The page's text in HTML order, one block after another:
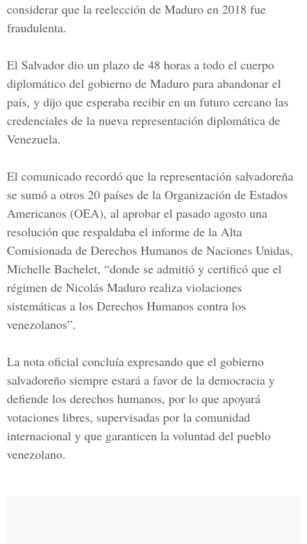
considerar que la reelección de Maduro en 2018 fue
fraudulenta.
El Salvador dio un plazo de 48 horas a todo el cuerpo
diplomático del gobierno de Maduro para abandonar el
país, y dijo que esperaba recibir en un futuro cercano las
credenciales de la nueva representación diplomática de
Venezuela.
El comunicado recordó que la representación salvadoreña
se sumó a otros 20 países de la Organización de Estados
Americanos (OEA), al aprobar el pasado agosto una
resolución que respaldaba el informe de la Alta
Comisionada de Derechos Humanos de Naciones Unidas,
Michelle Bachelet, “donde se admitió y certificó que el
régimen de Nicolás Maduro realiza violaciones
sistemáticas a los Derechos Humanos contra los
venezolanos”.
La nota oficial concluía expresando que el gobierno
salvadoreño siempre estará a favor de la democracia y
defiende los derechos humanos, por lo que apoyará
votaciones libres, supervisadas por la comunidad
internacional y que garanticen la voluntad del pueblo
venezolano.